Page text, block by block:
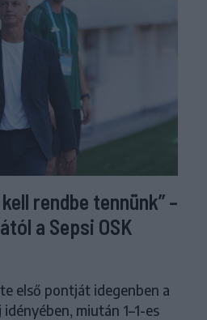
rendbe tennünk” –
a Sepsi OSK
első pontját idegenben a
miután 1–1-es